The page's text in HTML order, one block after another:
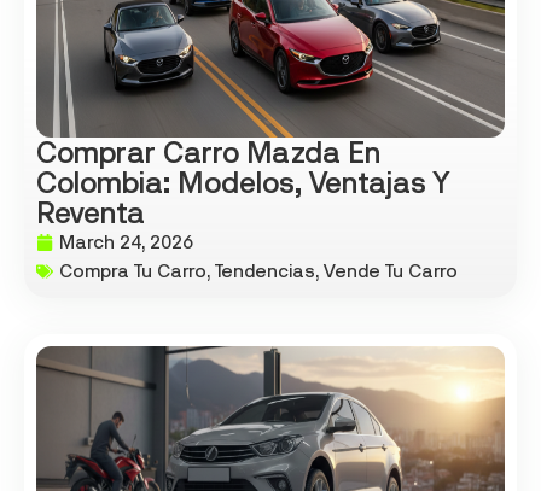
Comprar Carro Mazda En
Colombia: Modelos, Ventajas Y
Reventa
March 24, 2026
Compra Tu Carro,Tendencias,Vende Tu Carro